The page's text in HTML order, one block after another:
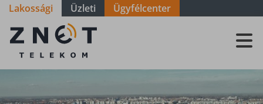
Lakossági Üzleti Ügyfélcenter
Szolgáltatási
terület -
Somogy -